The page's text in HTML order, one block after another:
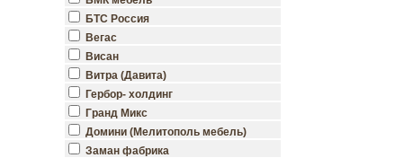
БТС Россия
Вегас
Висан
Витра (Давита)
Гербор- холдинг
Гранд Микс
Домини (Мелитополь мебель)
Заман фабрика